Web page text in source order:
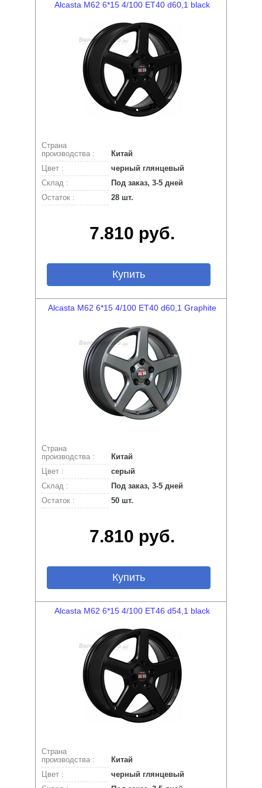
Alcasta M62 6*15 4/100 ET40 d60,1 black
Страна
производства :
Китай
Цвет :
черный глянцевый
Склад :
Под заказ, 3-5 дней
Остаток :
28 шт.
7.810 руб.
Купить
Alcasta M62 6*15 4/100 ET40 d60,1 Graphite
Страна
производства :
Китай
Цвет :
серый
Склад :
Под заказ, 3-5 дней
Остаток :
50 шт.
7.810 руб.
Купить
Alcasta M62 6*15 4/100 ET46 d54,1 black
Страна
производства :
Китай
Цвет :
черный глянцевый